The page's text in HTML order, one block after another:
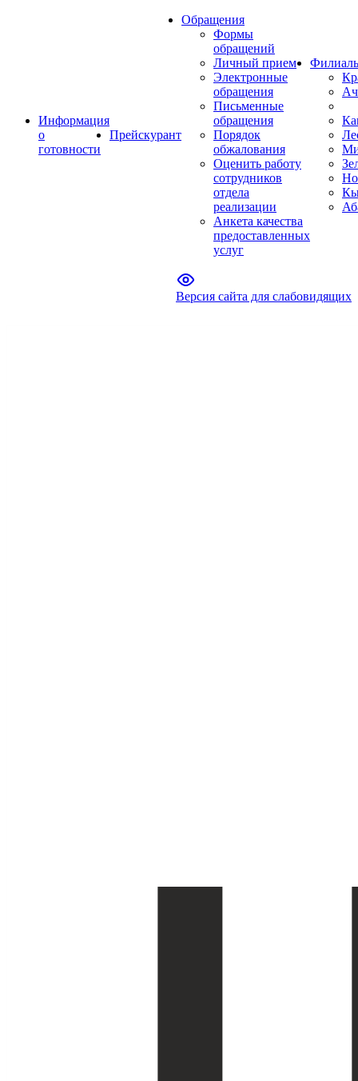
Информация
о
готовности
Прейскурант
Обращения
Формы
обращений
Личный прием
Электронные
обращения
Письменные
обращения
Порядок
обжалования
Оценить работу
сотрудников
отдела
реализации
Анкета качества
предоставленных
услуг
Версия сайта для слабовидящих